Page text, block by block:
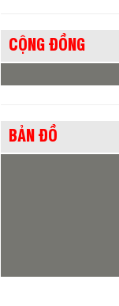
CỘNG ĐỒNG
BẢN ĐỒ